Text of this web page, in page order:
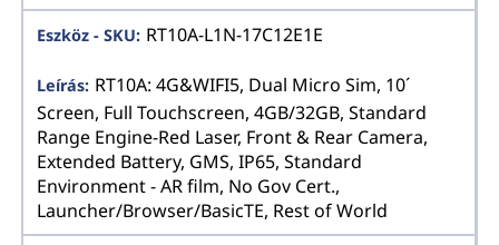
RT10A-L1N-17C12E1E
RT10A: 4G&WIFI5, Dual Micro Sim, 10´
Screen, Full Touchscreen, 4GB/32GB, Standard
Range Engine-Red Laser, Front & Rear Camera,
Extended Battery, GMS, IP65, Standard
Environment - AR film, No Gov Cert.,
Launcher/Browser/BasicTE, Rest of World